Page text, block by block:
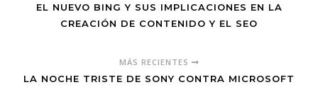
EL NUEVO BING Y SUS IMPLICACIONES EN LA
CREACIÓN DE CONTENIDO Y EL SEO
MÁS RECIENTES
LA NOCHE TRISTE DE SONY CONTRA MICROSOFT